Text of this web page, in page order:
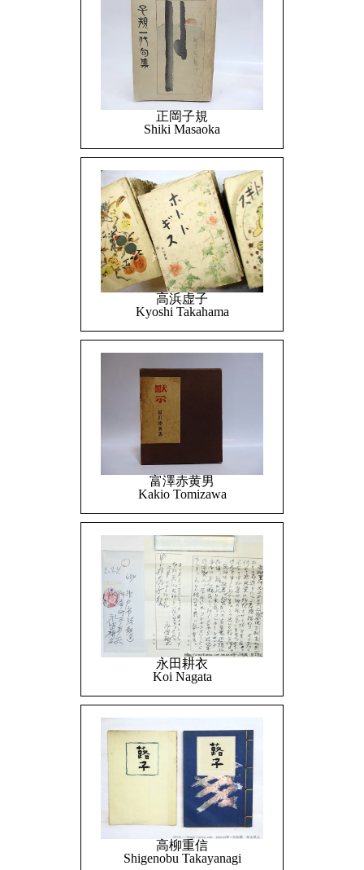
正岡子規
Shiki Masaoka
高浜虚子
Kyoshi Takahama
富澤赤黄男
Kakio Tomizawa
永田耕衣
Koi Nagata
高柳重信
Shigenobu Takayanagi